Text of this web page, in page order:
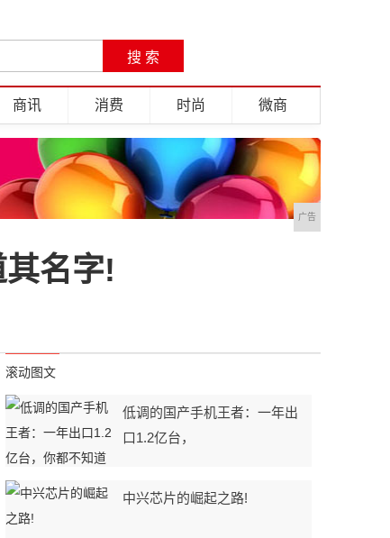
商讯 消费 时尚 微商
广告
名字!
滚动图文
低调的国产手机王者：一年出
口1.2亿台，
中兴芯片的崛起之路!